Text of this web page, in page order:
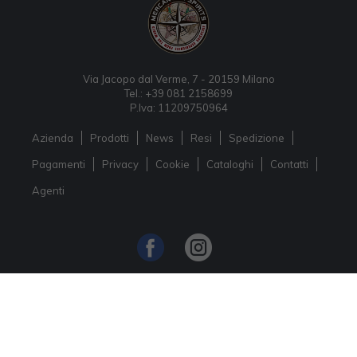
Via Jacopo dal Verme, 7 - 20159 Milano
Tel.: +39 081 2158699
P.Iva: 11209750964
Azienda Prodotti News Resi Spedizione
Pagamenti Privacy Cookie Cataloghi Contatti
Agenti